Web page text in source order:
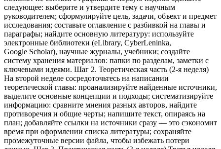
следующее: выберите и утвердите тему с научным
руководителем; сформулируйте цель, задачи, объект и предмет
исследования; составьте оглавление с разбивкой на главы и
параграфы; найдите основную литературу: используйте
электронные библиотеки (eLibrary, CyberLeninka,
Google Scholar), научные журналы, учебники; создайте
систему хранения материалов: папки по разделам, заметки с
ключевыми идеями. Шаг 2. Теоретическая часть (2‑я неделя)
На второй неделе сосредоточьтесь на написании
теоретической главы: проанализируйте найденные источники,
выделите основные концепции и подходы; систематизируйте
информацию: сравните мнения разных авторов, найдите
противоречия и общие черты; напишите текст, опираясь на
план; добавляйте ссылки на источники сразу — это сэкономит
время при оформлении списка литературы; сохраняйте
промежуточные версии файла, чтобы избежать потери